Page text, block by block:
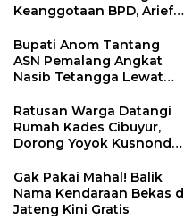
Keanggotaan BPD, Arief
Sebagai Ketua
Bupati Anom Tantang
ASN Pemalang Angkat
Nasib Tetangga Lewat
Ratusan Warga Datangi
Rumah Kades Cibuyur,
Dorong Yoyok Kusnondo
Gak Pakai Mahal! Balik
Nama Kendaraan Bekas
Jateng Kini Gratis